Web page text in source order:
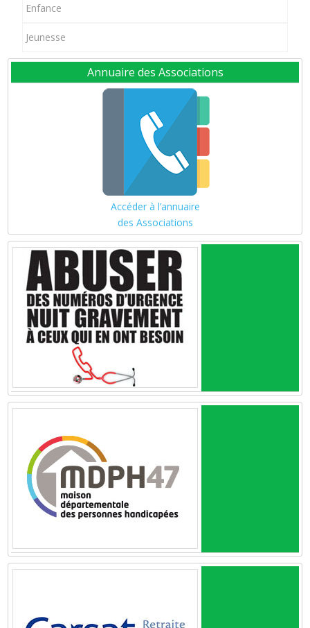
Enfance
Jeunesse
Annuaire des Associations
Accéder à l’annuaire
des Associations